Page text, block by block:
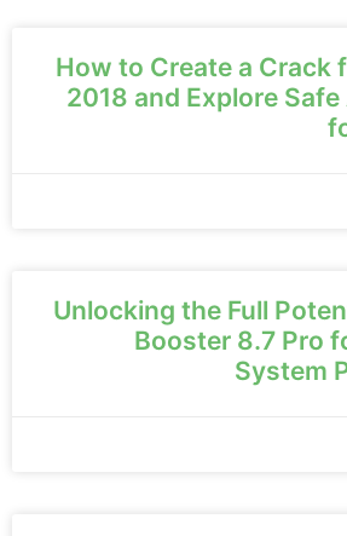
How to Create a Crack
2018 and Explore
Unlocking the Full
Booster 8.7 Pro
System